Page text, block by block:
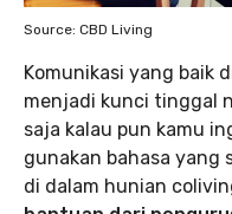
Source: CBD Living
Komunikasi yang baik
menjadi kunci tinggal
saja kalau pun kamu
gunakan bahasa yang
di dalam hunian